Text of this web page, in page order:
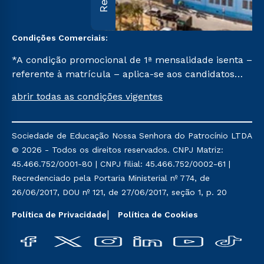
Condições Comerciais:
*A condição promocional de 1ª mensalidade isenta –
referente à matrícula – aplica-se aos candidatos
na prova on-line ou agendada, que ofertam bolsas
semestre de 2023, que ainda não tenham efetivado
e/ou não tenham cancelado ou trancado sua
matrícula em uma das Instituições da Cruzeiro do
Sul Educacional, no período de um ano. Tais
condições não se aplicam aos cursos de Medicina, e
outros programas governamentais, e não se
pela Instituição.
abrir todas as condições vigentes
Sociedade de Educação Nossa Senhora do Patrocínio LTDA
© 2026 - Todos os direitos reservados. CNPJ Matriz:
45.466.752/0001-80 | CNPJ filial: 45.466.752/0002-61 |
Recredenciado pela Portaria Ministerial nº 774, de
26/06/2017, DOU nº 121, de 27/06/2017, seção 1, p. 20
Política de Privacidade Política de Cookies